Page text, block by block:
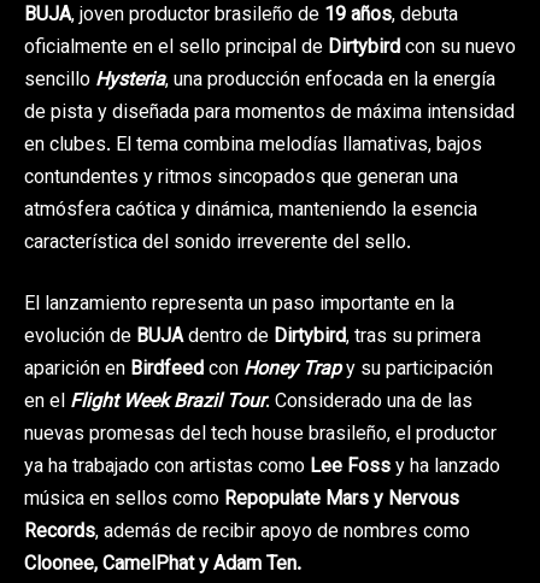
BUJA, joven productor brasileño de 19 años, debuta
oficialmente en el sello principal de Dirtybirdcon su nuevo
sencillo Hysteria, una producción enfocada en la energía
de pista y diseñada para momentos de máxima intensidad
en clubes. El tema combina melodías llamativas, bajos
contundentes y ritmos sincopados que generan una
atmósfera caótica y dinámica, manteniendo la esencia
característica del sonido irreverente del sello.
El lanzamiento representa un paso importante en la
evolución de BUJAdentro de Dirtybird, tras su primera
aparición en Birdfeedcon Honey Trapy su participación
en el Flight Week Brazil Tour. Considerado una de las
nuevas promesas del tech house brasileño, el productor
ya ha trabajado con artistas como Lee Fossy ha lanzado
música en sellos como Repopulate Mars y Nervous
Records, además de recibir apoyo de nombres como
Cloonee, CamelPhat y Adam Ten.